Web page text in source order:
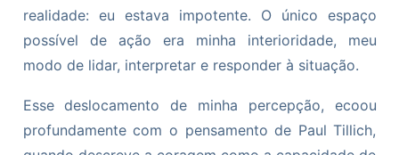
realidade: eu estava impotente. O único espaço
possível de ação era minha interioridade, meu
modo de lidar, interpretar e responder à situação.
Esse deslocamento de minha percepção, ecoou
profundamente com o pensamento de Paul Tillich,